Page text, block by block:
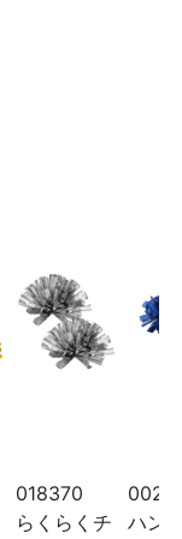
018370
らくらくチ
ハン